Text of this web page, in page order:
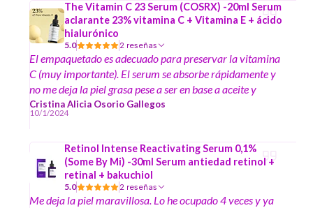
The Vitamin C 23 Serum (COSRX) -20ml Serum
aclarante 23% vitamina C + Vitamina E + ácido
hialurónico
5.0 2 reseñas
El empaquetado es adecuado para preservar la vitamina
C (muy importante). El serum se absorbe rápidamente y
no me deja la piel grasa pese a ser en base a aceite y
tampoco genera residuos al poner otros productos
encima.
Cristina Alicia Osorio Gallegos
10/1/2024
Retinol Intense Reactivating Serum 0,1%
(Some By Mi) -30ml Serum antiedad retinol +
retinal + bakuchiol
5.0 2 reseñas
Me deja la piel maravillosa. Lo he ocupado 4 veces y ya